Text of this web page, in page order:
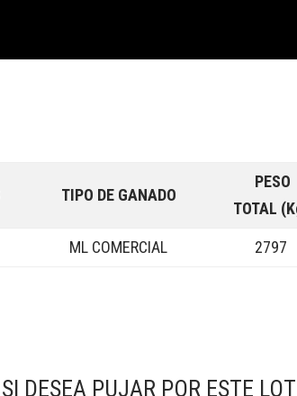
TIPO DE GANADO
PESO
TOTAL
ML COMERCIAL 2797
SI DESEA PUJAR POR ESTE